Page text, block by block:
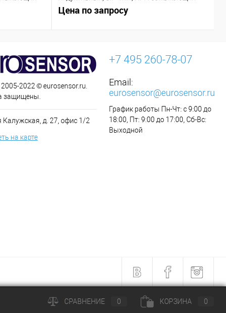
контакт (NO)
Цена по запросу
2022 © eurosensor.ru.
защищены.
Калужская, д. 27, офис 1/2
на карте
+7 495 260-78-07
Email:
eurosensor@eurosensor.ru
График работы Пн-Чт: с 9:00 до
18:00, Пт: 9:00 до 17:00, Сб-Вс:
Выходной
СРАВНЕНИЕ 0 КОРЗИНА 0